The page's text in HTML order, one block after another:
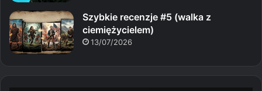
Szybkie recenzje #5 (walka z
ciemiężycielem)
13/07/2026